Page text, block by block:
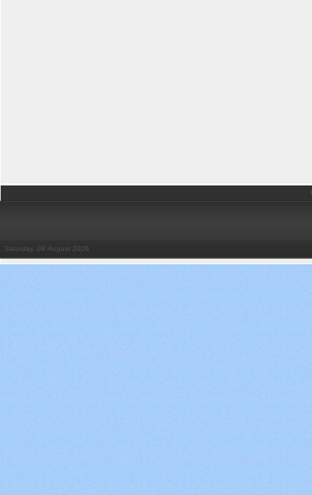
Saturday, 08 August 2026